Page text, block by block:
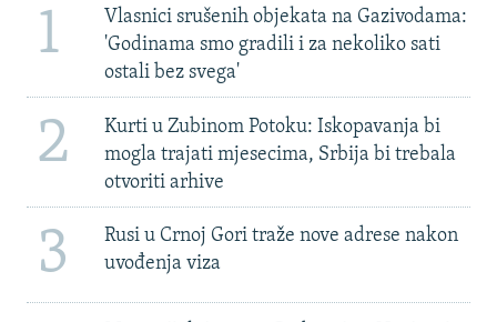
1
Vlasnici srušenih objekata na Gazivodama:
'Godinama smo gradili i za nekoliko sati
ostali bez svega'
2
Kurti u Zubinom Potoku: Iskopavanja bi
mogla trajati mjesecima, Srbija bi trebala
otvoriti arhive
3
Rusi u Crnoj Gori traže nove adrese nakon
uvođenja viza